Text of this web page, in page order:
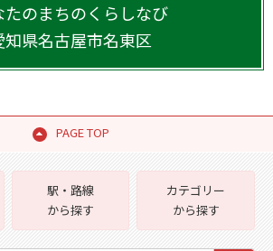
たのまちのくらしなび
知県名古屋市名東区
PAGE TOP
駅・路線
から探す
カテゴリー
から探す